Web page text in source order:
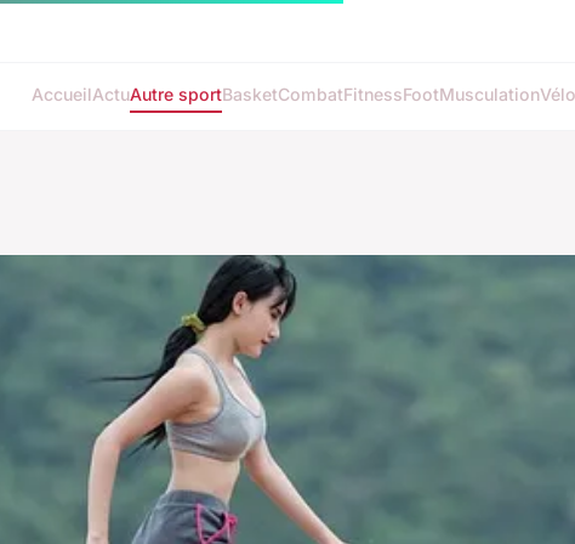
AccueilActuAutre sportBasketCombatFitnessFootMusculationVélo